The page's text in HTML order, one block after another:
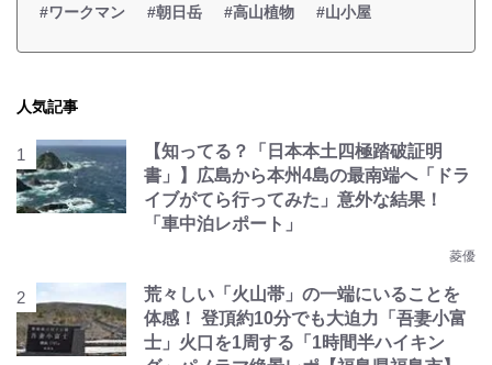
#ワークマン
#朝日岳 #高山植物 #山小屋
人気記事
【知ってる？「日本本土四極踏破証明
書」】広島から本州4島の最南端へ「ドラ
イブがてら行ってみた」意外な結果！
「車中泊レポート」
菱優
荒々しい「火山帯」の一端にいることを
体感！ 登頂約10分でも大迫力「吾妻小富
士」火口を1周する「1時間半ハイキン